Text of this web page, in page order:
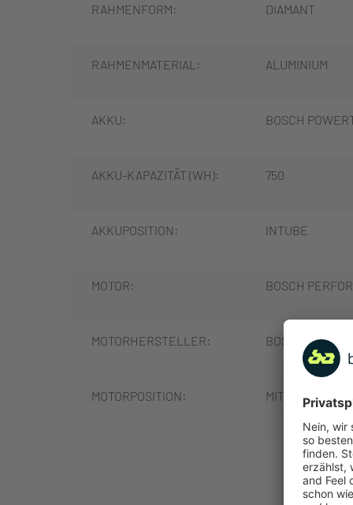
RAHMENFORM: DIAMANT
RAHMENMATERIAL: ALUMINIUM
AKKU: BOSCH
AKKU-KAPAZITÄT (WH): 750
AKKUPOSITION: INTUBE
MOTOR: BOSCH
MOTORHERSTELLER: BOSCH
MOTORPOSITION: MITTELMOTOR